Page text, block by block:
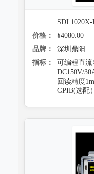
价格：
¥4080.00
品牌：
深圳鼎阳
指标：
可编程直流
DC150V/
回读精度
GPIB(选配